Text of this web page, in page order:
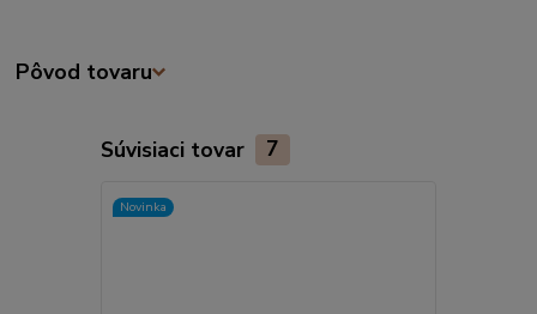
Pôvod tovaru
Súvisiaci tovar 7
Novinka